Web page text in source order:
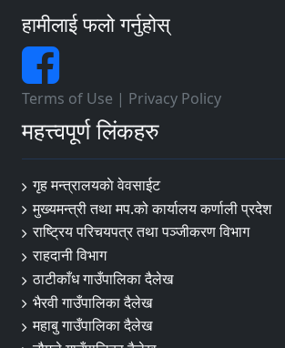
हामीलाई फलो गर्नुहोस्
Terms of Use | Privacy Policy
महत्त्वपूर्ण लिंकहरु
गृह मन्त्रालयकाे वेवसाईट
मुख्यमन्त्री तथा मप.को कार्यालय कर्णाली प्रदेश
राष्ट्रिय परिचयपत्र तथा पञ्जीकरण विभाग
राहदानी विभाग
ठाटीकाँध गाउँपालिका दैलेख
भैरवी गाउँपालिका दैलेख
महाबु गाउँपालिका दैलेख